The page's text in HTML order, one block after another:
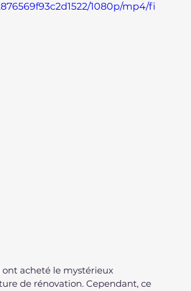
1080p/mp4/fi
ont acheté le mystérieux
de rénovation. Cependant, ce